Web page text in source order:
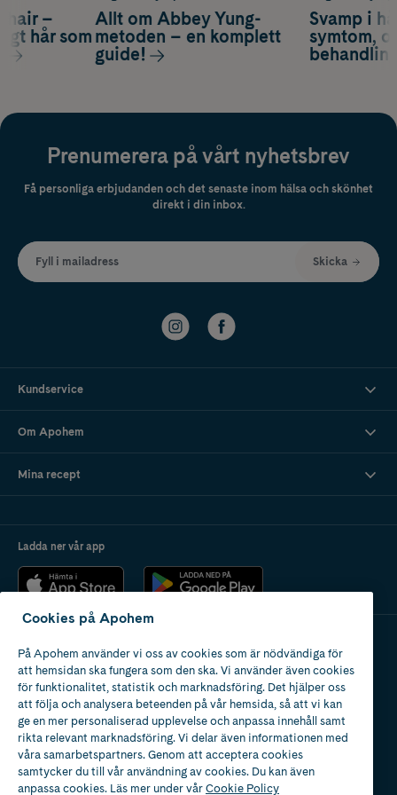
Svamp i
symtom,
hair –
hår som
Allt om Abbey Yung-
metoden – en komplett
guide!
Prenumerera på vårt nyhetsbrev
Få personliga erbjudanden och det senaste inom hälsa och skönhet
direkt i din inbox.
Fyll i mailadress Skicka
Kundservice
Om Apohem
Mina recept
Ladda ner vår app
Apotek med tillstånd
av Läkemedelsverket
Cookies på Apohem
På Apohem använder vi oss av cookies som är nödvändiga för
att hemsidan ska fungera som den ska. Vi använder även cookies
för funktionalitet, statistik och marknadsföring. Det hjälper oss
att följa och analysera beteenden på vår hemsida, så att vi kan
ge en mer personaliserad upplevelse och anpassa innehåll samt
rikta relevant marknadsföring. Vi delar även informationen med
våra samarbetspartners. Genom att acceptera cookies
samtycker du till vår användning av cookies. Du kan även
anpassa cookies. Läs mer under vårCookie Policy